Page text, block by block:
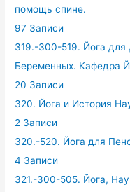
помощь спине.
97 Записи
319.-300-519. Йога
Беременных. Кафедра
20 Записи
320. Йога и История
2 Записи
320.-520. Йога для
4 Записи
321.-300-505. Йога,